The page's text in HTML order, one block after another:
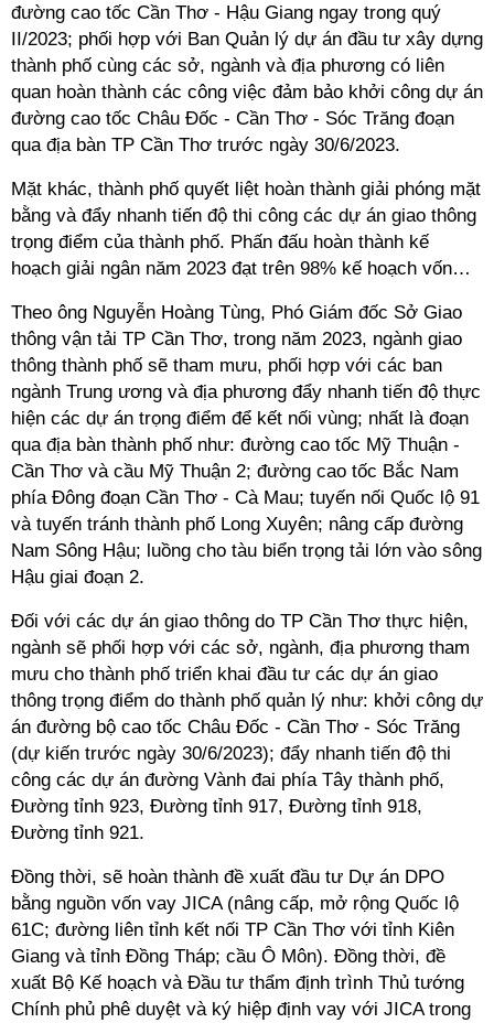
đường cao tốc Cần Thơ - Hậu Giang ngay trong quý
II/2023; phối hợp với Ban Quản lý dự án đầu tư xây dựng
thành phố cùng các sở, ngành và địa phương có liên
quan hoàn thành các công việc đảm bảo khởi công dự án
đường cao tốc Châu Đốc - Cần Thơ - Sóc Trăng đoạn
qua địa bàn TP Cần Thơ trước ngày 30/6/2023.
Mặt khác, thành phố quyết liệt hoàn thành giải phóng mặt
bằng và đẩy nhanh tiến độ thi công các dự án giao thông
trọng điểm của thành phố. Phấn đấu hoàn thành kế
hoạch giải ngân năm 2023 đạt trên 98% kế hoạch vốn…
Theo ông Nguyễn Hoàng Tùng, Phó Giám đốc Sở Giao
thông vận tải TP Cần Thơ, trong năm 2023, ngành giao
thông thành phố sẽ tham mưu, phối hợp với các ban
ngành Trung ương và địa phương đẩy nhanh tiến độ thực
hiện các dự án trọng điểm để kết nối vùng; nhất là đoạn
qua địa bàn thành phố như: đường cao tốc Mỹ Thuận -
Cần Thơ và cầu Mỹ Thuận 2; đường cao tốc Bắc Nam
phía Đông đoạn Cần Thơ - Cà Mau; tuyến nối Quốc lộ 91
và tuyến tránh thành phố Long Xuyên; nâng cấp đường
Nam Sông Hậu; luồng cho tàu biển trọng tải lớn vào sông
Hậu giai đoạn 2.
Đối với các dự án giao thông do TP Cần Thơ thực hiện,
ngành sẽ phối hợp với các sở, ngành, địa phương tham
mưu cho thành phố triển khai đầu tư các dự án giao
thông trọng điểm do thành phố quản lý như: khởi công dự
án đường bộ cao tốc Châu Đốc - Cần Thơ - Sóc Trăng
(dự kiến trước ngày 30/6/2023); đẩy nhanh tiến độ thi
công các dự án đường Vành đai phía Tây thành phố,
Đường tỉnh 923, Đường tỉnh 917, Đường tỉnh 918,
Đường tỉnh 921.
Đồng thời, sẽ hoàn thành đề xuất đầu tư Dự án DPO
bằng nguồn vốn vay JICA (nâng cấp, mở rộng Quốc lộ
61C; đường liên tỉnh kết nối TP Cần Thơ với tỉnh Kiên
Giang và tỉnh Đồng Tháp; cầu Ô Môn). Đồng thời, đề
xuất Bộ Kế hoạch và Đầu tư thẩm định trình Thủ tướng
Chính phủ phê duyệt và ký hiệp định vay với JICA trong